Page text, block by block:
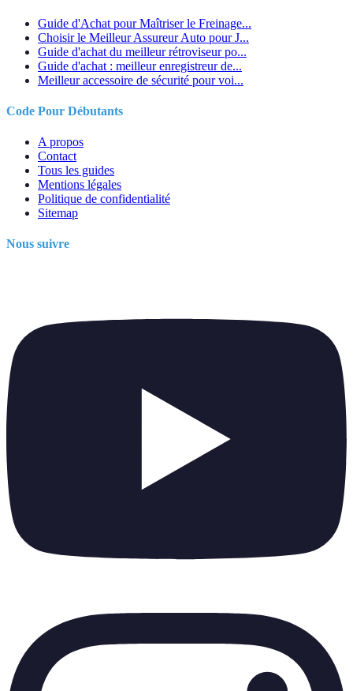
Guide d'Achat pour Maîtriser le Freinage...
Choisir le Meilleur Assureur Auto pour J...
Guide d'achat du meilleur rétroviseur po...
Guide d'achat : meilleur enregistreur de...
Meilleur accessoire de sécurité pour voi...
Code Pour Débutants
A propos
Contact
Tous les guides
Mentions légales
Politique de confidentialité
Sitemap
Nous suivre